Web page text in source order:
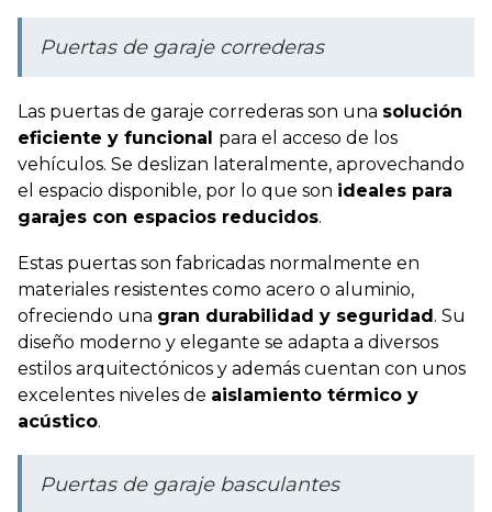
Puertas de garaje correderas
Las puertas de garaje correderas son una solución
eficiente y funcional para el acceso de los
vehículos. Se deslizan lateralmente, aprovechando
el espacio disponible, por lo que son ideales para
garajes con espacios reducidos.
Estas puertas son fabricadas normalmente en
materiales resistentes como acero o aluminio,
ofreciendo una gran durabilidad y seguridad. Su
diseño moderno y elegante se adapta a diversos
estilos arquitectónicos y además cuentan con unos
excelentes niveles de aislamiento térmico y
acústico.
Puertas de garaje basculantes